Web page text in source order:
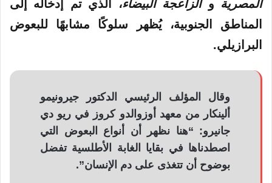
المصرية والزاعجة البيضاء، الذي تم إدخاله إلى
المناطق الجنوبية، يُظهر سلوكًا مشابهًا للبعوض
البرازيلي.
وقال المؤلف الرئيسي الدكتور جيرونيمو
ألينكار من معهد أوزوالدو كروز في ريو دي
جانيرو: “هنا نظهر أن أنواع البعوض التي
اصطدناها في بقايا الغابة الأطلسية تفضل
بوضوح أن تتغذى على دم الإنسان”.